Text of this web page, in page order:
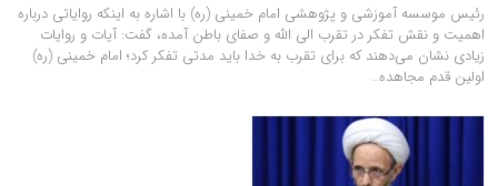
رئیس موسسه آموزشی و پژوهشی امام خمینی (ره) با اشاره به اینکه روایاتی درباره
اهمیت و نقش تفکر در تقرب الی الله و صفای باطن آمده، گفت: آیات و روایات
زیادی نشان می‌دهند که برای تقرب به خدا باید مدتی تفکر کرد؛ امام خمینی (ره)
اولین قدم مجاهده…